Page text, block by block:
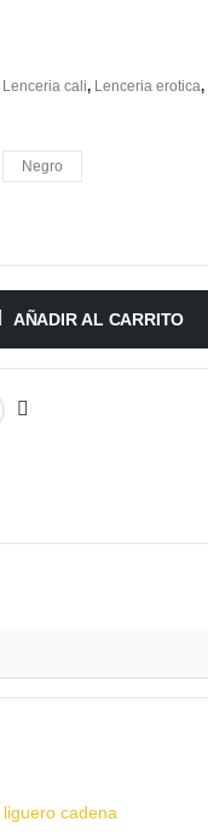
Lenceria cali, Lenceria erotica,
Negro
AÑADIR AL CARRITO